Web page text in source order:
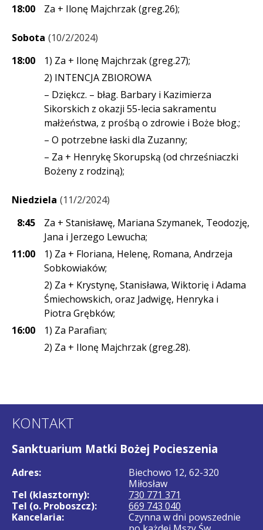
18:00
Za + Ilonę Majchrzak (greg.26);
Sobota 10/2/2024
18:00
1) Za + Ilonę Majchrzak (greg.27);
2) INTENCJA ZBIOROWA
– Dziękcz. – błag. Barbary i Kazimierza
Sikorskich z okazji 55-lecia sakramentu
małżeństwa, z prośbą o zdrowie i Boże błog.;
– O potrzebne łaski dla Zuzanny;
– Za + Henrykę Skorupską (od chrześniaczki
Bożeny z rodziną);
Niedziela 11/2/2024
8:45
Za + Stanisławę, Mariana Szymanek, Teodozję,
Jana i Jerzego Lewucha;
11:00
1) Za + Floriana, Helenę, Romana, Andrzeja
Sobkowiaków;
2) Za + Krystynę, Stanisława, Wiktorię i Adama
Śmiechowskich, oraz Jadwigę, Henryka i
Piotra Grębków;
16:00
1) Za Parafian;
2) Za + Ilonę Majchrzak (greg.28).
KONTAKT
Sanktuarium Matki Bożej Pocieszenia
Adres:
Biechowo 12, 62-320
Miłosław
Tel (klasztorny):
730 771 371
Tel (o. Proboszcz):
669 743 040
Kancelaria:
Czynna w dni powszednie